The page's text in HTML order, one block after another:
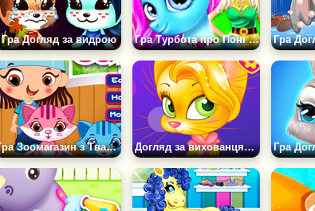
Гра Догляд за видрою Гра Турбота про Поні Чарівної Принцеси
Гра Зоомагазин з Тваринами Догляд за вихованцями Принцес